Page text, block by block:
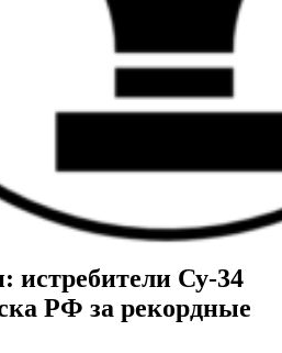
Су-34
РФ за рекордные